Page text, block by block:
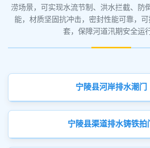
涝场景，可实现水流节制、洪水拦截、防
能，材质坚固抗冲击，密封性能可靠，
套，保障河道汛期安全运行
宁陵县河岸排水潮门
宁陵县渠道排水铸铁拍